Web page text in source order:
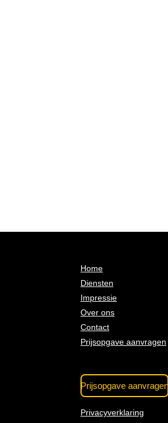
Home
Diensten
Impressie
Over ons
Contact
Prijsopgave aanvragen
Prijsopgave aanvragen
Privacyverklaring